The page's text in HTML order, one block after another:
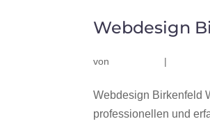
Webdesign
von |
Webdesign Birkenfeld
professionellen und